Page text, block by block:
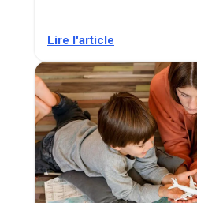
Lire l'article